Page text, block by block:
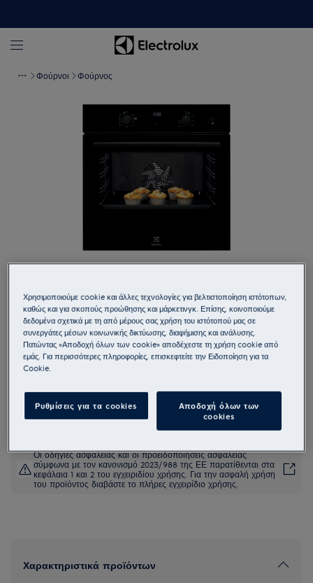
Φούρνοι Φούρνος
EOD5C50Z
Φούρνος 600 SteamBake
Δελτίο πληροφοριών για το προϊόν
Οι οδηγίες ασφαλείας και οι προειδοποιήσεις ασφαλείας
σύμφωνα με τον κανονισμό 2023/988 της ΕΕ παρατίθενται στα
κεφάλαια 1 και 2 του εγχειριδίου χρήσης. Για την ασφαλή χρήση
του προϊόντος διαβάστε το πλήρες εγχειρίδιο χρήσης.
Χαρακτηριστικά προϊόντων
Χρησιμοποιούμε cookie και άλλες τεχνολογίες για βελτιστοποίηση ιστότοπων,
καθώς και για σκοπούς προώθησης και μάρκετινγκ. Επίσης, κοινοποιούμε
δεδομένα σχετικά με τη από μέρους σας χρήση του ιστότοπού μας σε
συνεργάτες μέσων κοινωνικής δικτύωσης, διαφήμισης και ανάλυσης.
Πατώντας «Αποδοχή όλων των cookie» αποδέχεστε τη χρήση cookie από
εμάς. Για περισσότερες πληροφορίες, επισκεφτείτε την Ειδοποίηση για τα
Cookie.
Ρυθμίσεις για τα cookies
Αποδοχή όλων των
cookies